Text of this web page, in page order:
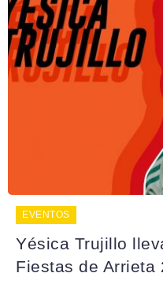
EVENTOS
Yésica Trujillo
Fiestas de Arrieta